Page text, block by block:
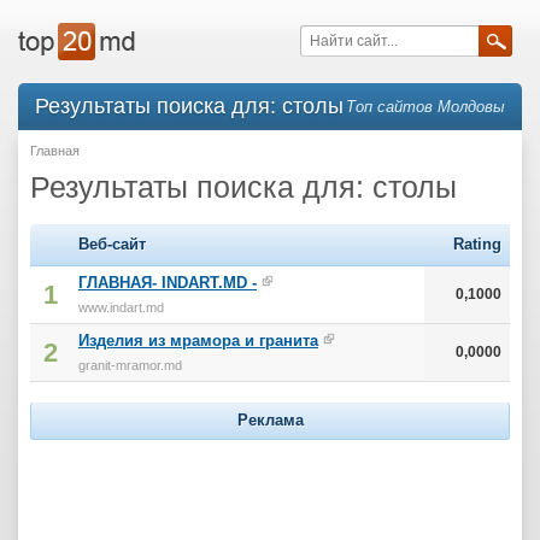
Результаты поиска для: столы Топ сайтов Молдовы
Главная
Результаты поиска для: столы
Веб-сайт Rating
1 ГЛАВНАЯ- INDART.MD -
www.indart.md
0,1000
2 Изделия из мрамора и гранита
granit-mramor.md
0,0000
Реклама